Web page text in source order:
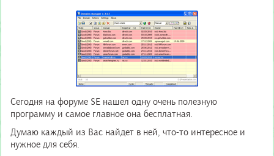
Сегодня на форуме SE нашел одну очень полезную
программу и самое главное она бесплатная.
Думаю каждый из Вас найдет в ней, что-то интересное и
нужное для себя.